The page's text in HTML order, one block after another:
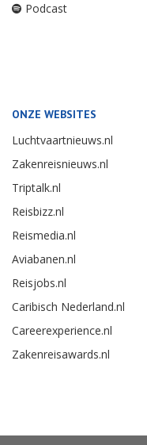
Podcast
ONZE WEBSITES
Luchtvaartnieuws.nl
Zakenreisnieuws.nl
Triptalk.nl
Reisbizz.nl
Reismedia.nl
Aviabanen.nl
Reisjobs.nl
Caribisch Nederland.nl
Careerexperience.nl
Zakenreisawards.nl